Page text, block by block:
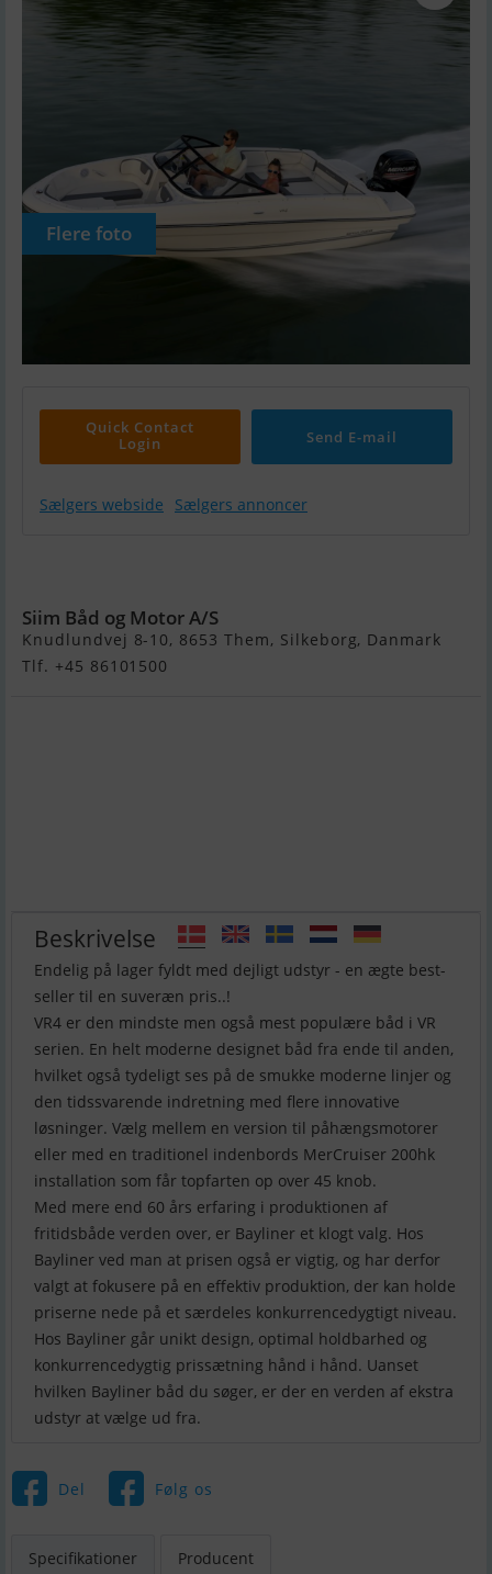
Flere foto
Quick Contact
Login
Send E-mail
Sælgers webside Sælgers annoncer
Siim Båd og Motor A/S
Knudlundvej 8-10, 8653 Them, Silkeborg, Danmark
Tlf. +45 86101500
Beskrivelse
Endelig på lager fyldt med dejligt udstyr - en ægte best-
seller til en suveræn pris..!
VR4 er den mindste men også mest populære båd i VR
serien. En helt moderne designet båd fra ende til anden,
hvilket også tydeligt ses på de smukke moderne linjer og
den tidssvarende indretning med flere innovative
løsninger. Vælg mellem en version til påhængsmotorer
eller med en traditionel indenbords MerCruiser 200hk
installation som får topfarten op over 45 knob.
Med mere end 60 års erfaring i produktionen af
fritidsbåde verden over, er Bayliner et klogt valg. Hos
Bayliner ved man at prisen også er vigtig, og har derfor
valgt at fokusere på en effektiv produktion, der kan holde
priserne nede på et særdeles konkurrencedygtigt niveau.
Hos Bayliner går unikt design, optimal holdbarhed og
konkurrencedygtig prissætning hånd i hånd. Uanset
hvilken Bayliner båd du søger, er der en verden af ekstra
udstyr at vælge ud fra.
Del Følg os
Specifikationer Producent